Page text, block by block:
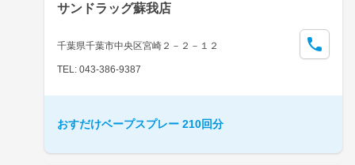
サンドラッグ蘇我店
千葉県千葉市中央区宮崎２－２－１２
TEL: 043-386-9387
おすだけベープスプレー 210回分